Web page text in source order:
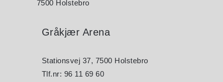
7500 Holstebro
Gråkjær Arena
Stationsvej 37, 7500 Holstebro
Tlf.nr: 96 11 69 60